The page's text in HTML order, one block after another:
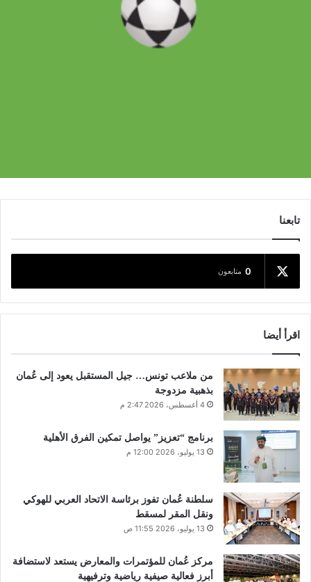
تابعنا
0 متابعون
اقرأ أيضا
من ملاعب تونس… جيل المستقبل يعود إلى عُمان
بذهبية مزدوجة
4 أغسطس، 2026 2:47 م
برنامج “تعزيز” يواصل تمكين الفرق الأهلية
13 يوليو، 2026 12:00 م
سلطنة عُمان تفوز برئاسة الاتحاد العربي للهوكي
ونقل المقر لمسقط
13 يوليو، 2026 11:55 ص
مركز عُمان للمؤتمرات والمعارض يستعد لاستضافة
أبرز فعالية صيفية رياضية وترفيهية